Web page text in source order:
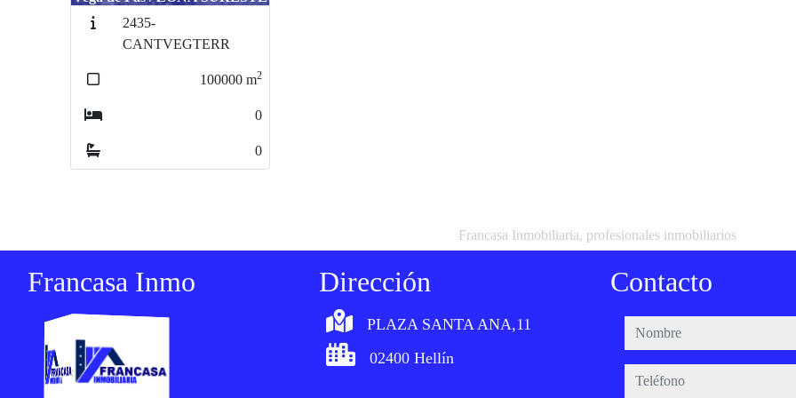
2435-
CANTVEGTERR
100000 m2
0
0
Francasa Inmobiliaria, profesionales inmobiliarios
Francasa Inmo Dirección
PLAZA SANTA ANA,11
02400 Hellín
Contacto
nombre
teléfono